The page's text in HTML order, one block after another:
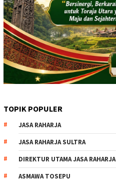
TOPIK POPULER
JASA RAHARJA
JASA RAHARJA SULTRA
DIREKTUR UTAMA JASA RAHARJA
ASMAWA TOSEPU